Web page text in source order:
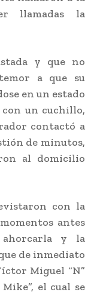
llamadas la
y que no
a que su
en un estado
con un cuchillo,
contactó a
de minutos,
al domicilio
con la
antes
y la
de inmediato
Miguel “N”
el cual se